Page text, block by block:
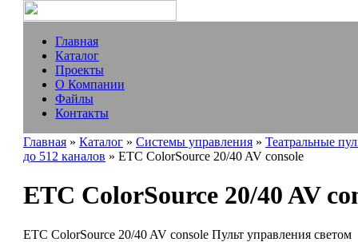
Главная
Каталог
Проекты
О Компании
Файлы
Контакты
Главная » Каталог » Системы управления » Театральные
до 512 каналов » ETC ColorSource 20/40 AV console
ETC ColorSource 20/40 AV
ETC ColorSource 20/40 AV console Пульт управления светом